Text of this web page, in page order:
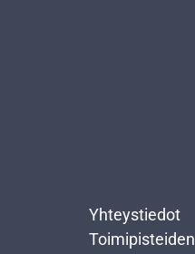
Yhteystiedot
Toimipisteiden